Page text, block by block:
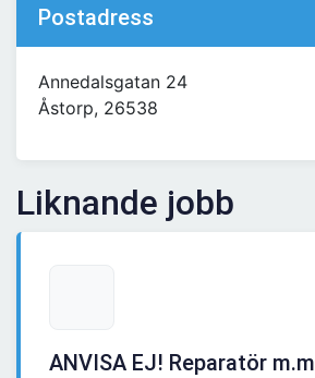
Postadress
Annedalsgatan 24
Åstorp, 26538
Liknande jobb
ANVISA EJ! Reparatör m.m